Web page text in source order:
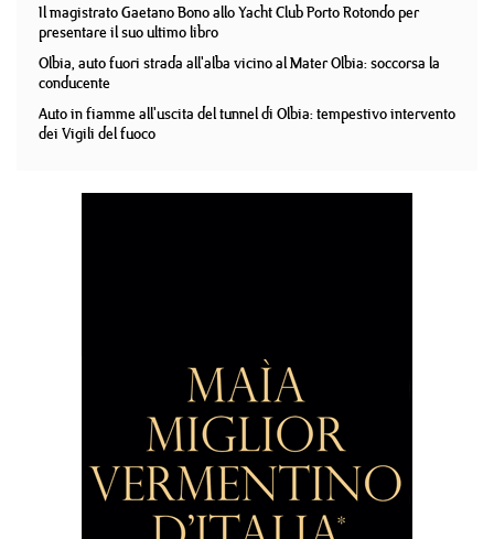
Il magistrato Gaetano Bono allo Yacht Club Porto Rotondo per
presentare il suo ultimo libro
Olbia, auto fuori strada all'alba vicino al Mater Olbia: soccorsa la
conducente
Auto in fiamme all'uscita del tunnel di Olbia: tempestivo intervento
dei Vigili del fuoco